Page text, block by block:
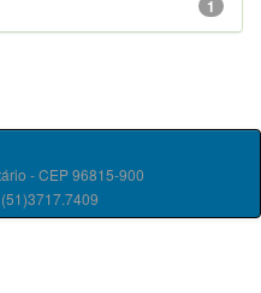
1
- CEP 96815-900